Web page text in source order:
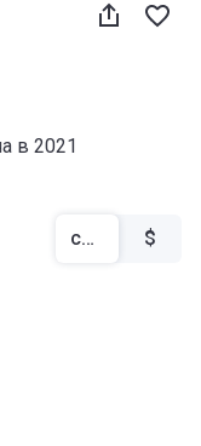
в 2021
сом $